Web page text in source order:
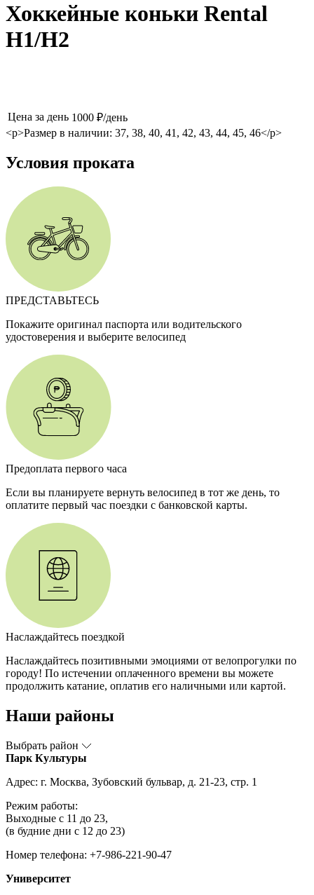
Хоккейные коньки Rental
H1/H2
Цена за день 1000 ₽/день
<p>Размер в наличии: 37, 38, 40, 41, 42, 43, 44, 45, 46</p>
Условия проката
ПРЕДСТАВЬТЕСЬ
Покажите оригинал паспорта или водительского
удостоверения и выберите велосипед
Предоплата первого часа
Если вы планируете вернуть велосипед в тот же день, то
оплатите первый час поездки с банковской карты.
Наслаждайтесь поездкой
Наслаждайтесь позитивными эмоциями от велопрогулки по
городу! По истечении оплаченного времени вы можете
продолжить катание, оплатив его наличными или картой.
Наши районы
Выбрать район
Парк Культуры
Адрес: г. Москва, Зубовский бульвар, д. 21-23, стр. 1
Режим работы:
Выходные с 11 до 23,
(в будние дни с 12 до 23)
Номер телефона: +7-986-221-90-47
Университет